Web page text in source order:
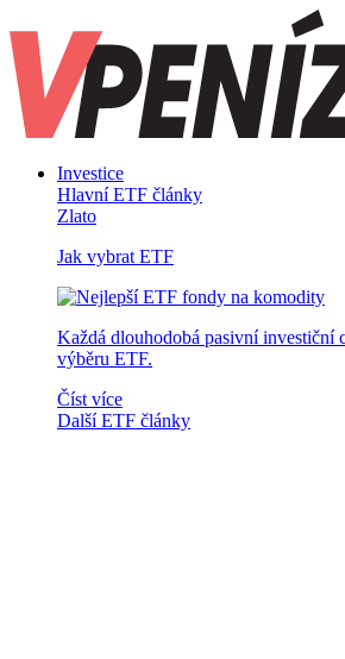
Investice
Hlavní ETF články
Zlato
Jak vybrat ETF
Každá dlouhodobá pasivní investiční
výběru ETF.
Číst více
Další ETF články